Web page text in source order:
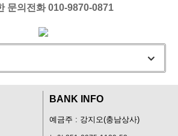
문의전화 010-9870-0871
BANK INFO
예금주 : 강지오(충남상사)